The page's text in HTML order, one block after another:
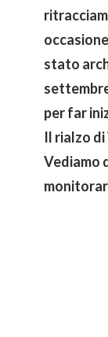
stato
per far
Il rialzo
Vediamo